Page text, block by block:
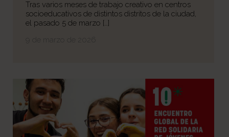
Tras varios meses de trabajo creativo en centros
socioeducativos de distintos distritos de la ciudad,
el pasado 5 de marzo […]
9 de marzo de 2026